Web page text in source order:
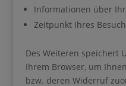
Informationen über
Zeitpunkt Ihres
Des Weiteren speichert
Ihrem Browser, um
bzw. deren Widerruf